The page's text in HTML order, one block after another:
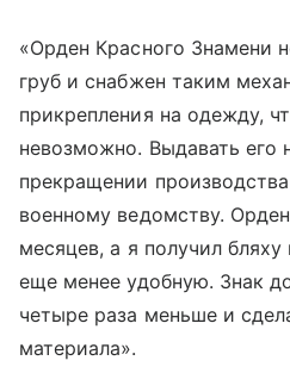
«Орден Красного Знамени
груб и снабжен таким
прикрепления на одежду,
невозможно. Выдавать его
прекращении
военному ведомству.
месяцев, а я получил
еще менее удобную. Знак
четыре раза меньше и
материала».